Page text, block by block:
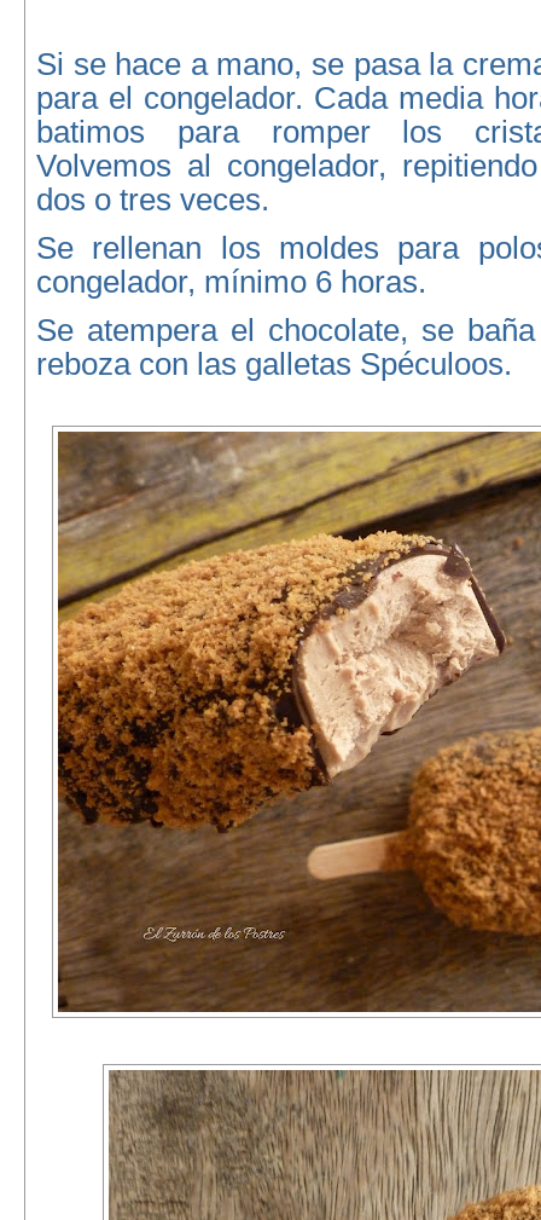
Si se hace a mano, se pasa la
para el congelador. Cada media
batimos para romper los
Volvemos al congelador,
dos o tres veces.
Se rellenan los moldes para
congelador, mínimo 6 horas.
Se atempera el chocolate, se
reboza con las galletas Spéculoos.